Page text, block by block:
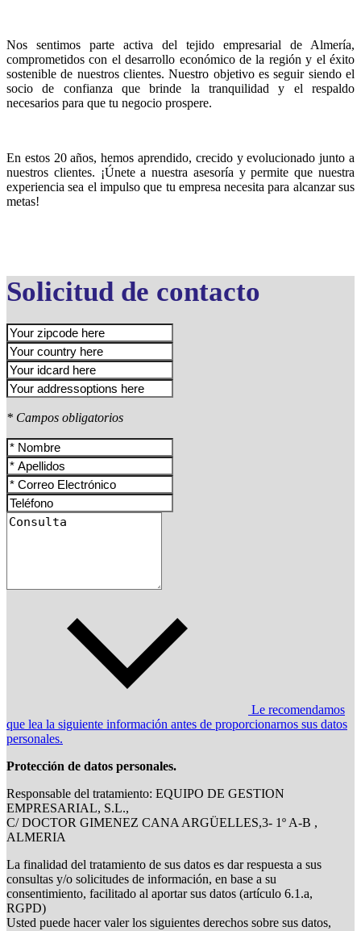
Nos sentimos parte activa del tejido empresarial de Almería,
comprometidos con el desarrollo económico de la región y el éxito
sostenible de nuestros clientes. Nuestro objetivo es seguir siendo el
socio de confianza que brinde la tranquilidad y el respaldo
necesarios para que tu negocio prospere.
En estos 20 años, hemos aprendido, crecido y evolucionado junto a
nuestros clientes. ¡Únete a nuestra asesoría y permite que nuestra
experiencia sea el impulso que tu empresa necesita para alcanzar sus
metas!
Solicitud de contacto
* Campos obligatorios
Le recomendamos
que lea la siguiente información antes de proporcionarnos sus datos
personales.
Protección de datos personales.
Responsable del tratamiento: EQUIPO DE GESTION
EMPRESARIAL, S.L.,
C/ DOCTOR GIMENEZ CANA ARGÜELLES,3- 1º A-B ,
ALMERIA
La finalidad del tratamiento de sus datos es dar respuesta a sus
consultas y/o solicitudes de información, en base a su
consentimiento, facilitado al aportar sus datos (artículo 6.1.a,
RGPD)
Usted puede hacer valer los siguientes derechos sobre sus datos,